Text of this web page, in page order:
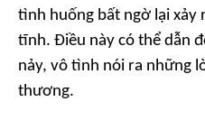
tình huống bất ngờ lại xảy
tĩnh. Điều này có thể dẫn
nảy, vô tình nói ra những
thương.